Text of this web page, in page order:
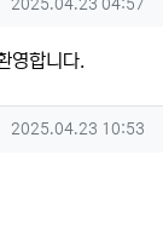
2025.04.23 04:57
영합니다.
작성일
2025.04.23 10:53